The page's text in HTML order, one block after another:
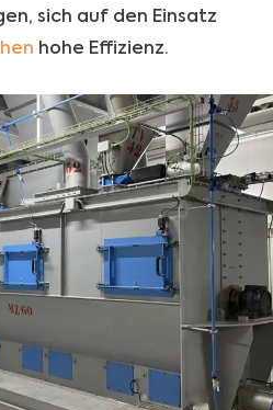
sich auf den Einsatz
hohe Effizienz.